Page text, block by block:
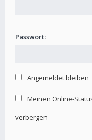
Passwort:
Angemeldet bleiben
Meinen Online-
verbergen